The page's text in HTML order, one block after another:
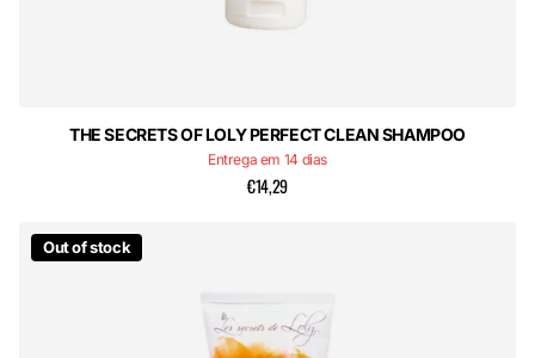
THE SECRETS OF LOLY PERFECT CLEAN SHAMPOO
Entrega em 14 dias
€14,29
Out of stock